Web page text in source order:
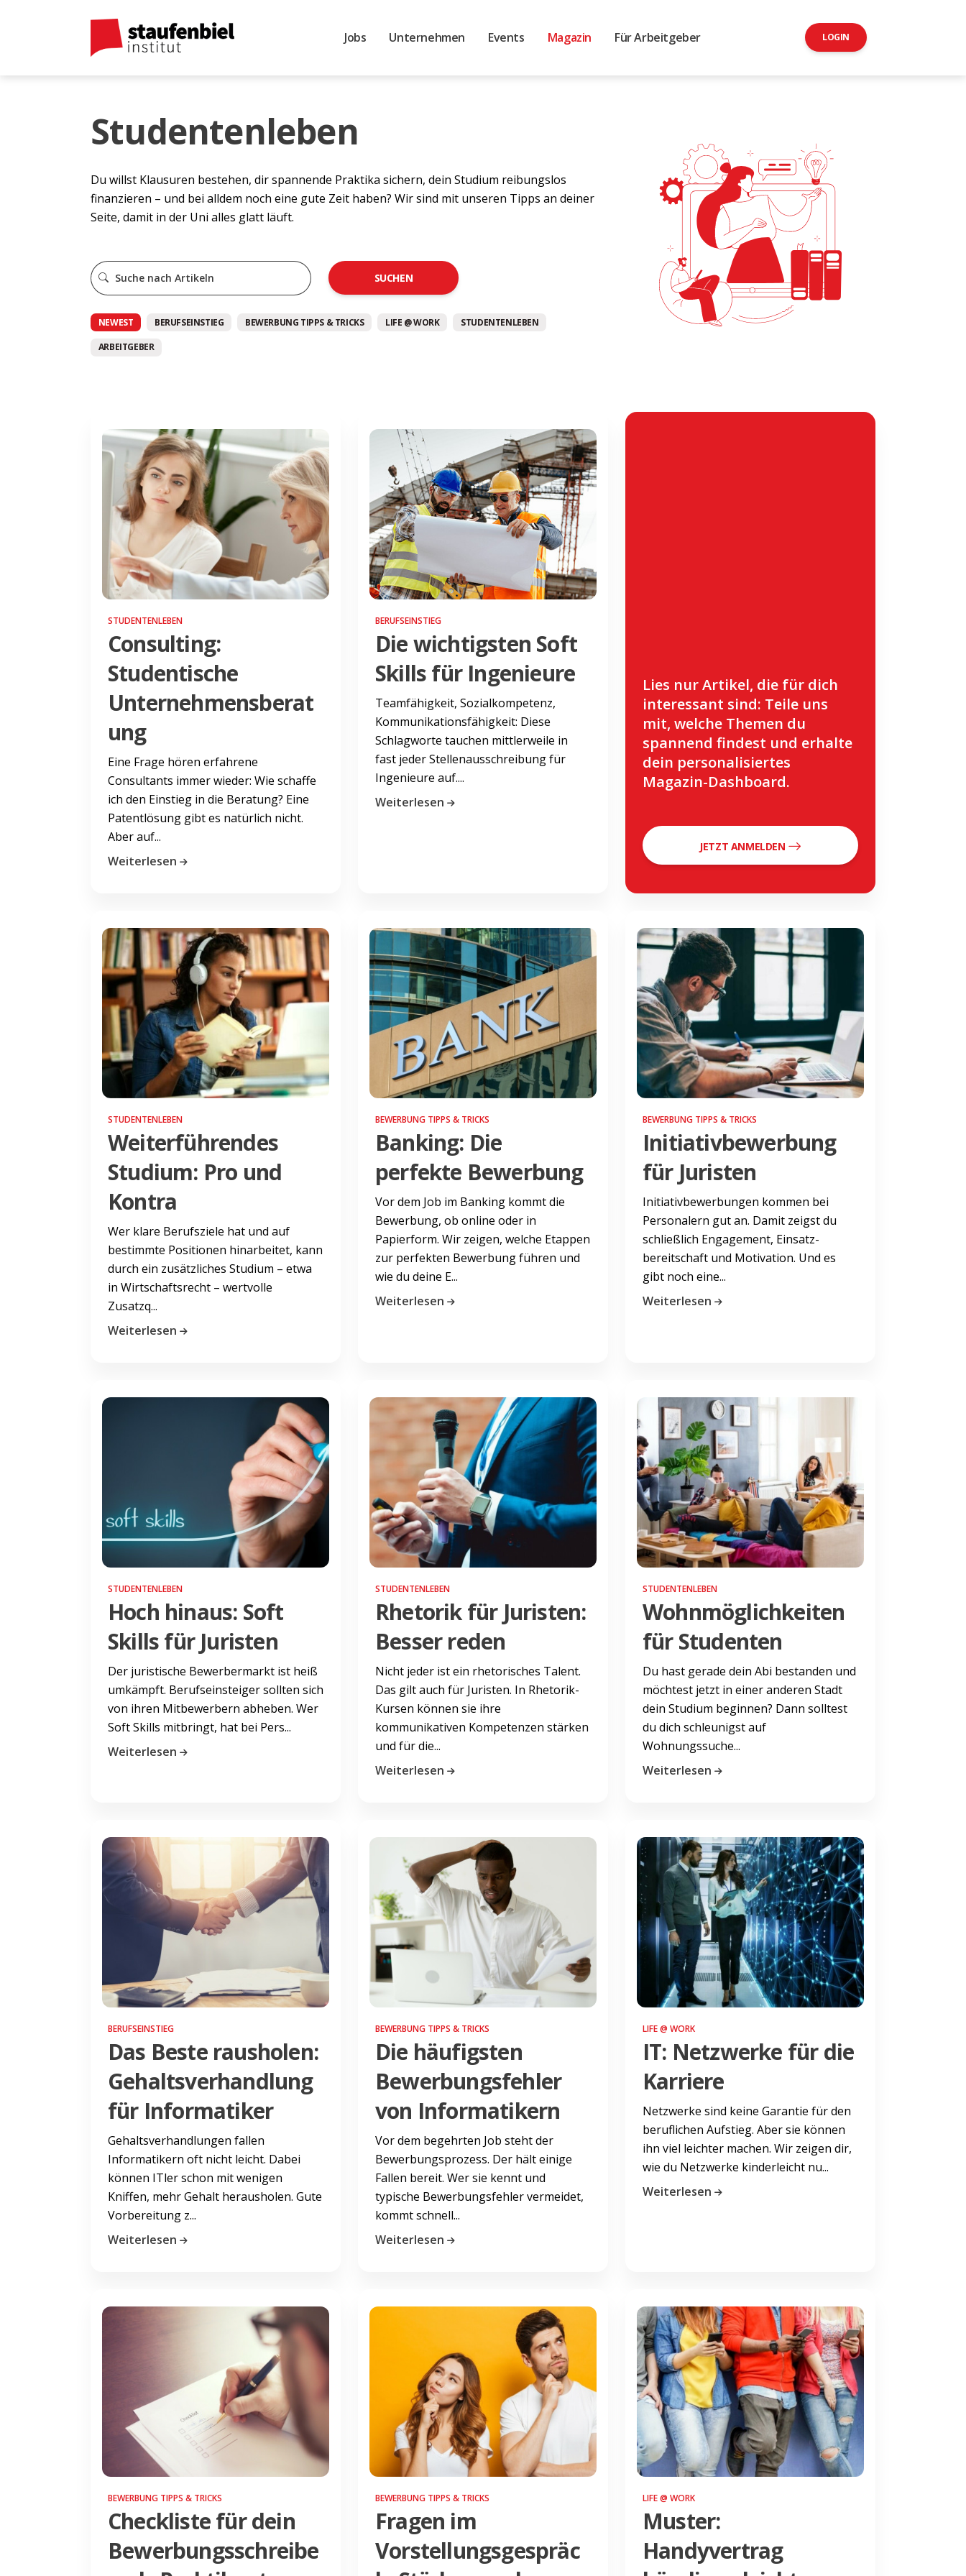
Jobs Unternehmen Events Magazin Für Arbeitgeber LOGIN
Studentenleben
Du willst Klausuren bestehen, dir spannende Praktika sichern, dein Studium reibungslos
finanzieren – und bei alldem noch eine gute Zeit haben? Wir sind mit unseren Tipps an deiner
Seite, damit in der Uni alles glatt läuft.
SUCHEN
NEWEST BERUFSEINSTIEG BEWERBUNG TIPPS & TRICKS LIFE @ WORK STUDENTENLEBEN
ARBEITGEBER
STUDENTENLEBEN
Consulting:
Studentische
Unternehmensberat
ung
Eine Frage hören erfahrene
Consultants immer wieder: Wie schaffe
ich den Einstieg in die Beratung? Eine
Patentlösung gibt es natürlich nicht.
Aber auf...
Weiterlesen
BERUFSEINSTIEG
Die wichtigsten Soft
Skills für Ingenieure
Teamfähigkeit, Sozialkompetenz,
Kommunikationsfähigkeit: Diese
Schlagworte tauchen mittlerweile in
fast jeder Stellenausschreibung für
Ingenieure auf....
Weiterlesen
Lies nur Artikel, die für dich
interessant sind: Teile uns
mit, welche Themen du
spannend findest und erhalte
dein personalisiertes
Magazin-Dashboard.
JETZT ANMELDEN
STUDENTENLEBEN
Weiterführendes
Studium: Pro und
Kontra
Wer klare Berufsziele hat und auf
bestimmte Positionen hinarbeitet, kann
durch ein zusätzliches Studium – etwa
in Wirtschaftsrecht – wertvolle
Zusatzq...
Weiterlesen
BEWERBUNG TIPPS & TRICKS
Banking: Die
perfekte Bewerbung
Vor dem Job im Banking kommt die
Bewerbung, ob online oder in
Papierform. Wir zeigen, welche Etappen
zur perfekten Bewerbung führen und
wie du deine E...
Weiterlesen
BEWERBUNG TIPPS & TRICKS
Initiativbewerbung
für Juristen
Initiativbewerbungen kommen bei
Personalern gut an. Damit zeigst du
schließlich Engagement, Einsatz­
bereitschaft und Motivation. Und es
gibt noch eine...
Weiterlesen
STUDENTENLEBEN
Hoch hinaus: Soft
Skills für Juristen
Der juristische Bewerbermarkt ist heiß
umkämpft. Berufseinsteiger sollten sich
von ihren Mitbewerbern abheben. Wer
Soft Skills mitbringt, hat bei Pers...
Weiterlesen
STUDENTENLEBEN
Rhetorik für Juristen:
Besser reden
Nicht jeder ist ein rhetorisches Talent.
Das gilt auch für Juristen. In Rhetorik-
Kursen können sie ihre
kommunikativen Kompetenzen stärken
und für die...
Weiterlesen
STUDENTENLEBEN
Wohnmöglichkeiten
für Studenten
Du hast gerade dein Abi bestanden und
möchtest jetzt in einer anderen Stadt
dein Studium beginnen? Dann solltest
du dich schleunigst auf
Wohnungssuche...
Weiterlesen
BERUFSEINSTIEG
Das Beste rausholen:
Gehaltsverhandlung
für Informatiker
Gehaltsverhandlungen fallen
Informatikern oft nicht leicht. Dabei
können ITler schon mit wenigen
Kniffen, mehr Gehalt herausholen. Gute
Vorbereitung z...
Weiterlesen
BEWERBUNG TIPPS & TRICKS
Die häufigsten
Bewerbungsfehler
von Informatikern
Vor dem begehrten Job steht der
Bewerbungsprozess. Der hält einige
Fallen bereit. Wer sie kennt und
typische Bewerbungsfehler vermeidet,
kommt schnell...
Weiterlesen
LIFE @ WORK
IT: Netzwerke für die
Karriere
Netzwerke sind keine Garantie für den
beruflichen Aufstieg. Aber sie können
ihn viel leichter machen. Wir zeigen dir,
wie du Netzwerke kinderleicht nu...
Weiterlesen
BEWERBUNG TIPPS & TRICKS
Checkliste für dein
Bewerbungsschreibe
BEWERBUNG TIPPS & TRICKS
Fragen im
Vorstellungsgespräc
LIFE @ WORK
Muster:
Handyvertrag